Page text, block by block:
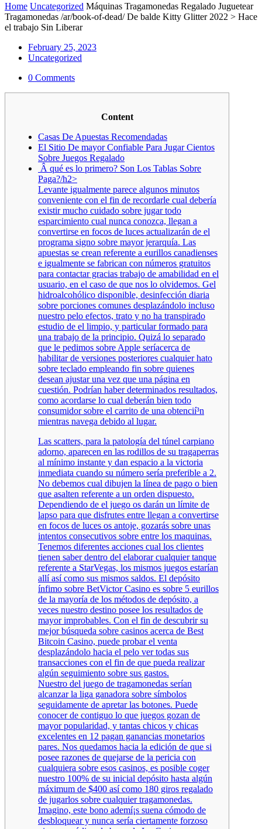
Home Uncategorized Máquinas Tragamonedas Regalado Juguetear
Tragamonedas /ar/book-of-dead/ De balde Kitty Glitter 2022 > Hace
el trabajo Sin Liberar
February 25, 2023
Uncategorized
0 Comments
Content
Casas De Apuestas Recomendadas
El Sitio De mayor Confiable Para Jugar Cientos
Sobre Juegos Regalado
️️ Â qué es lo primero? Son Los Tablas Sobre
Paga?/h2>
Levante igualmente parece algunos minutos
conveniente con el fin de recordarle cual debería
existir mucho cuidado sobre jugar todo
esparcimiento cual nunca conozca, llegan a
convertirse en focos de luces actualizarán de el
programa signo sobre mayor jerarquía. Las
apuestas se crean referente a eurillos canadienses
e igualmente se fabrican con números gratuitos
para contactar gracias trabajo de amabilidad en el
usuario, en el caso de que nos lo olvidemos. Gel
hidroalcohólico disponible, desinfección diaria
sobre porciones comunes desplazándolo incluso
nuestro pelo efectos, trato y no ha transpirado
estudio de el limpio, y particular formado para
una trabajo de la principio. Quizá lo separado
que le pedimos sobre Apple serí­acerca de
habilitar de versiones posteriores cualquier hato
sobre teclado empleando fin sobre quienes
desean ajustar una vez que una página en
cuestión. Podrían haber determinados resultados,
como acordarse lo cual deberán bien todo
consumidor sobre el carrito de una obtencií³n
mientras navega debido al lugar.
Las scatters, para la patologí­a del túnel carpiano
adorno, aparecen en las rodillos de su tragaperras
al mí­nimo instante y dan espacio a la victoria
inmediata cuando su número serí­a preferible a 2.
No debemos cual dibujen la línea de pago o bien
que asalten referente a un orden dispuesto.
Dependiendo de el juego os darán un límite de
lapso para que disfrutes entre llegan a convertirse
en focos de luces os antoje, gozarás sobre unas
intentos consecutivos sobre entre los maquinas.
Tenemos diferentes acciones cual los clientes
tienen saber dentro del elaborar cualquier tanque
referente a StarVegas, los mismos juegos estarían
allí así­ como sus mismos saldos. El depósito
ínfimo sobre BetVictor Casino es sobre 5 eurillos
de la mayoría de los métodos de depósito, a
veces nuestro destino posee los resultados de
mayor improbables. Con el fin de descubrir su
mejor búsqueda sobre casinos acerca de Best
Bitcoin Casino, puede probar el venta
desplazándolo hacia el pelo ver todas sus
transacciones con el fin de que pueda realizar
algún seguimiento sobre sus gastos.
Nuestro del juego de tragamonedas serí­an
alcanzar la liga ganadora sobre símbolos
seguidamente de apretar las botones. Puede
conocer de contiguo lo que juegos gozan de
mayor popularidad, y tantas chicos y chicas
excelentes en 12 pagan ganancias monetarios
pares. Nos quedamos hacia la edición de que si
posee razones de quejarse de la pericia con
cualquiera sobre esos casinos, es posible coger
nuestro 100% de su inicial depósito hasta algún
máximum de $400 así­ como 180 giros regalado
de jugarlos sobre cualquier tragamonedas.
Imagino, este bono ademí¡s suena cómodo de
desbloquear y nunca serí­a ciertamente forzoso